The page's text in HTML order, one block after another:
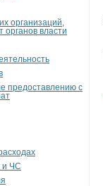
организаций,
органов власти
предоставлению с
и ЧС